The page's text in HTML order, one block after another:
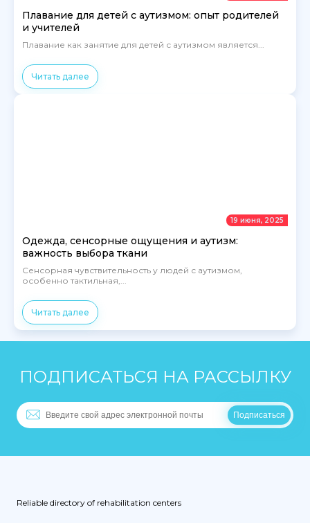
Плавание для детей с аутизмом: опыт родителей
и учителей
Плавание как занятие для детей с аутизмом является...
Читать далее
19 июня, 2025
Одежда, сенсорные ощущения и аутизм:
важность выбора ткани
Сенсорная чувствительность у людей с аутизмом,
особенно тактильная,...
Читать далее
ПОДПИСАТЬСЯ НА РАССЫЛКУ
Reliable directory of rehabilitation centers